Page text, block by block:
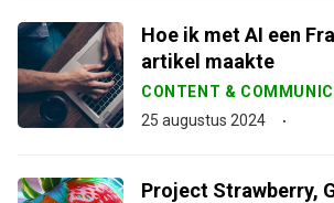
Hoe ik met AI een
artikel maakte
CONTENT &
25 augustus 2024
Project Strawberry,